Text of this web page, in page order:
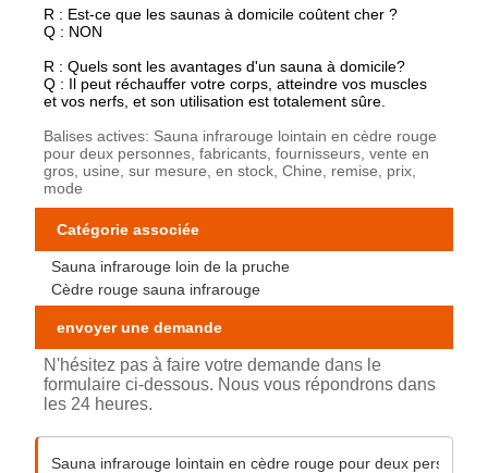
R : Est-ce que les saunas à domicile coûtent cher ?
Q : NON
R : Quels sont les avantages d'un sauna à domicile?
Q : Il peut réchauffer votre corps, atteindre vos muscles
et vos nerfs, et son utilisation est totalement sûre.
Balises actives: Sauna infrarouge lointain en cèdre rouge
pour deux personnes, fabricants, fournisseurs, vente en
gros, usine, sur mesure, en stock, Chine, remise, prix,
mode
Catégorie associée
Sauna infrarouge loin de la pruche
Cèdre rouge sauna infrarouge
envoyer une demande
N'hésitez pas à faire votre demande dans le
formulaire ci-dessous. Nous vous répondrons dans
les 24 heures.